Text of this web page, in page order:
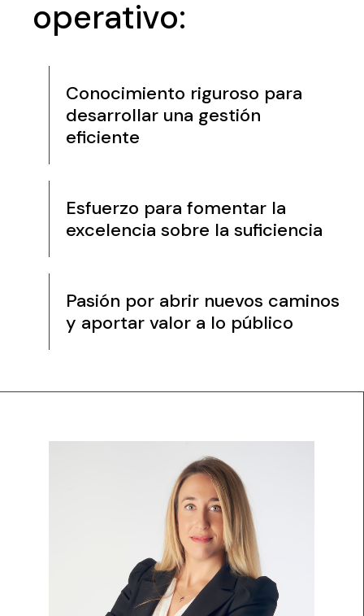
operativo:
Conocimiento riguroso para
desarrollar una gestión
eficiente
Esfuerzo para fomentar la
excelencia sobre la suficiencia
Pasión por abrir nuevos caminos
y aportar valor a lo público